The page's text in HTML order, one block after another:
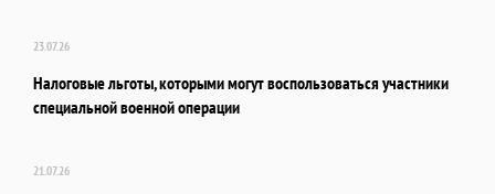
23.07.26
Налоговые льготы, которыми могут воспользоваться участники
специальной военной операции
21.07.26